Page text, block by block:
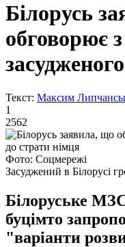
Білорусь
обговорює
Текст: Максим
1
2562
Фото: Соцмережі
Засуджений в Білорусі
Білоруське
буцімто
"варіанти